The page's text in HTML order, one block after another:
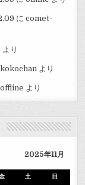
に comet-
より
kokochanより
offline より
2025年11月
土 日